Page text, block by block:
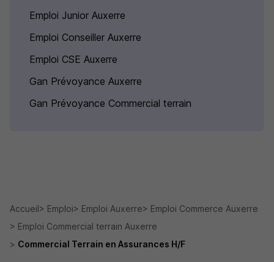
Emploi Junior Auxerre
Emploi Conseiller Auxerre
Emploi CSE Auxerre
Gan Prévoyance Auxerre
Gan Prévoyance Commercial terrain
Accueil Emploi Emploi Auxerre
Emploi Commerce Auxerre
Emploi Commercial terrain Auxerre
Commercial Terrain en Assurances H/F